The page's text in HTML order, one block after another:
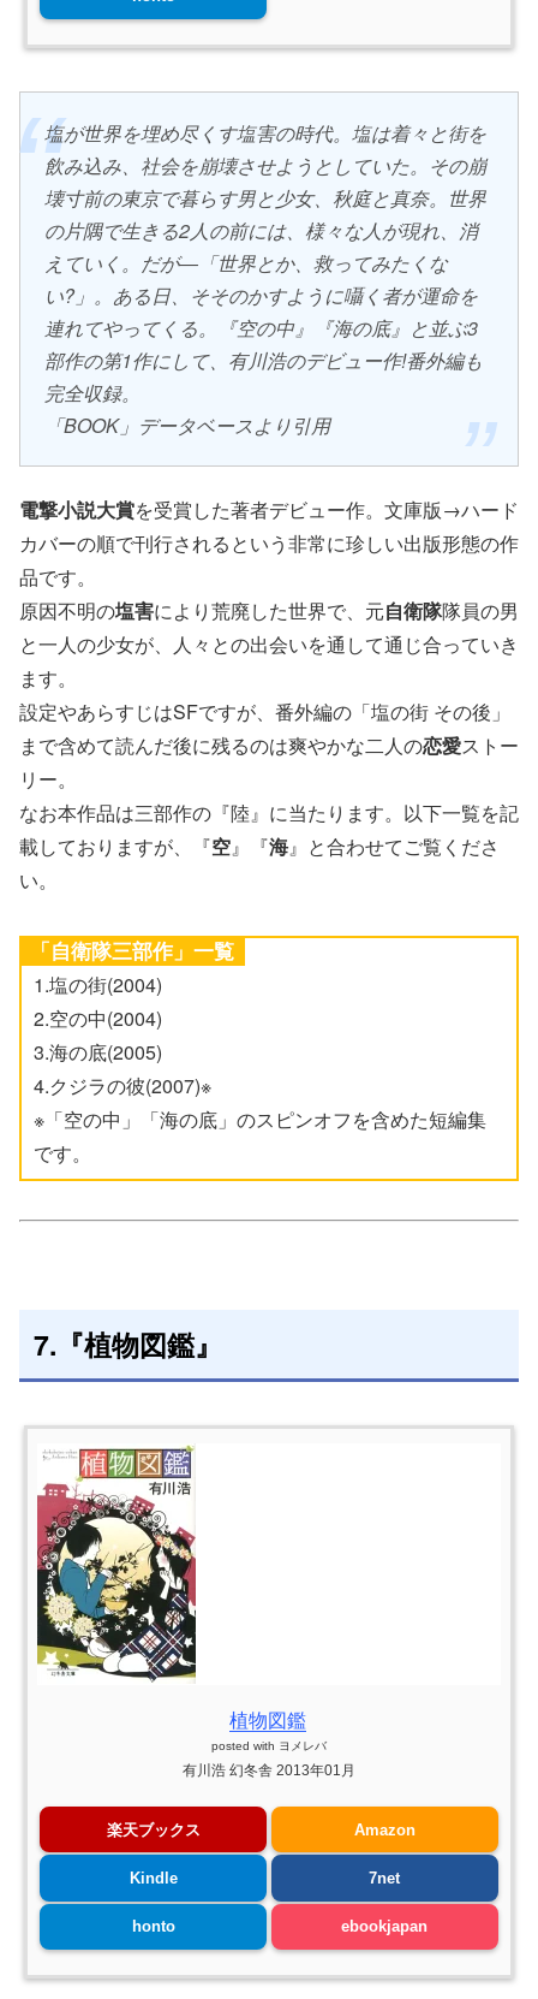
塩が世界を埋め尽くす塩害の時代。塩は着々と街を
飲み込み、社会を崩壊させようとしていた。その崩
壊寸前の東京で暮らす男と少女、秋庭と真奈。世界
の片隅で生きる2人の前には、様々な人が現れ、消
えていく。だが―「世界とか、救ってみたくな
い?」。ある日、そそのかすように囁く者が運命を
連れてやってくる。『空の中』『海の底』と並ぶ3
部作の第1作にして、有川浩のデビュー作!番外編も
完全収録。
「BOOK」データベースより引用
電撃小説大賞を受賞した著者デビュー作。文庫版→ハード
カバーの順で刊行されるという非常に珍しい出版形態の作
品です。
原因不明の塩害により荒廃した世界で、元自衛隊隊員の男
と一人の少女が、人々との出会いを通して通じ合っていき
ます。
設定やあらすじはSFですが、番外編の「塩の街 その後」
まで含めて読んだ後に残るのは爽やかな二人の恋愛ストー
リー。
なお本作品は三部作の『陸』に当たります。以下一覧を記
載しておりますが、『空』『海』と合わせてご覧くださ
い。
「自衛隊三部作」一覧
1.塩の街(2004)
2.空の中(2004)
3.海の底(2005)
4.クジラの彼(2007)※
※「空の中」「海の底」のスピンオフを含めた短編集
です。
7.『植物図鑑』
植物図鑑
posted with ヨメレバ
有川浩 幻冬舎 2013年01月
楽天ブックス Amazon
Kindle 7net
honto ebookjapan